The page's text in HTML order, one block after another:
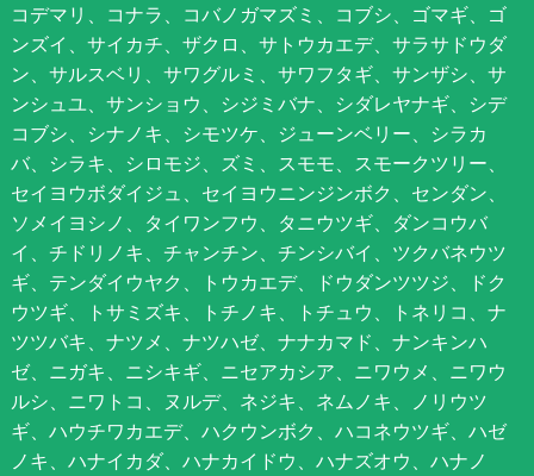
コデマリ、コナラ、コバノガマズミ、コブシ、ゴマギ、ゴ
ンズイ、サイカチ、ザクロ、サトウカエデ、サラサドウダ
ン、サルスベリ、サワグルミ、サワフタギ、サンザシ、サ
ンシュユ、サンショウ、シジミバナ、シダレヤナギ、シデ
コブシ、シナノキ、シモツケ、ジューンベリー、シラカ
バ、シラキ、シロモジ、ズミ、スモモ、スモークツリー、
セイヨウボダイジュ、セイヨウニンジンボク、センダン、
ソメイヨシノ、タイワンフウ、タニウツギ、ダンコウバ
イ、チドリノキ、チャンチン、チンシバイ、ツクバネウツ
ギ、テンダイウヤク、トウカエデ、ドウダンツツジ、ドク
ウツギ、トサミズキ、トチノキ、トチュウ、トネリコ、ナ
ツツバキ、ナツメ、ナツハゼ、ナナカマド、ナンキンハ
ゼ、ニガキ、ニシキギ、ニセアカシア、ニワウメ、ニワウ
ルシ、ニワトコ、ヌルデ、ネジキ、ネムノキ、ノリウツ
ギ、ハウチワカエデ、ハクウンボク、ハコネウツギ、ハゼ
ノキ、ハナイカダ、ハナカイドウ、ハナズオウ、ハナノ